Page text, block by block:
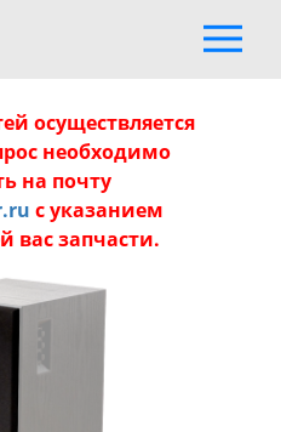
осуществляется
необходимо
на почту
с указанием
вас запчасти.